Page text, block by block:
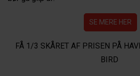
SE MERE HER
FÅ 1/3 SKÅRET AF PRISEN PÅ
BIRD